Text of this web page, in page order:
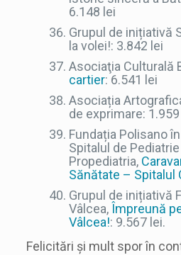
6.148 lei
Grupul de inițiativă
la volei!: 3.842 lei
Asociaţia Culturală
cartier: 6.541 lei
Asociația
de exprimare:
Fundația Polisano
Spitalul de
Propediatria,
Sănătate – Spitalul
Grupul de inițiativă
Vâlcea, Împreună
Vâlcea!: 9.567 lei.
Felicitări și mult spor în